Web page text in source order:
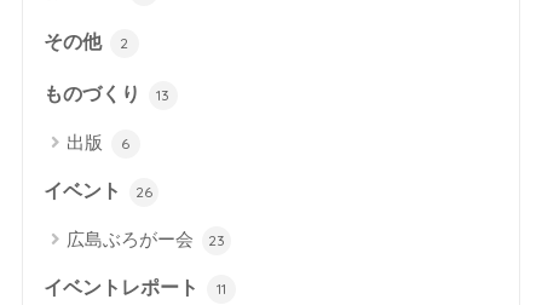
その他 2
ものづくり 13
出版 6
イベント 26
広島ぶろがー会 23
イベントレポート 11